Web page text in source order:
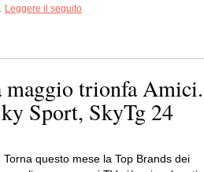
Leggere il seguito
maggio trionfa Amici.
Sport, SkyTg 24
Torna questo mese la Top Brands dei